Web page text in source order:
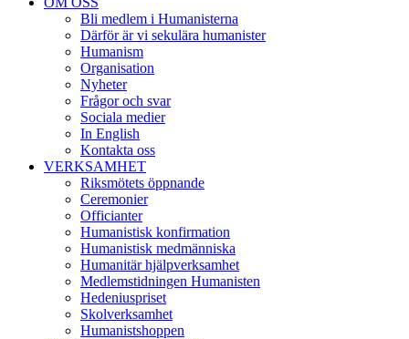
Bli medlem i Humanisterna
Därför är vi sekulära humanister
Humanism
Organisation
Nyheter
Frågor och svar
Sociala medier
In English
Kontakta oss
VERKSAMHET
Riksmötets öppnande
Ceremonier
Officianter
Humanistisk konfirmation
Humanistisk medmänniska
Humanitär hjälpverksamhet
Medlemstidningen Humanisten
Hedeniuspriset
Skolverksamhet
Humanistshoppen